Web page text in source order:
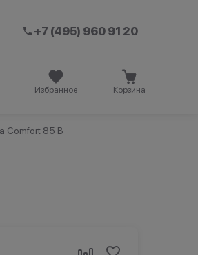
+7 (495) 960 91 20
Избранное Корзина
Comfort 85 B